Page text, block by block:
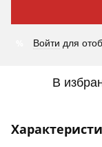
Войти для
В